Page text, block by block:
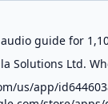
guide for
Solutions Ltd.
us/app/